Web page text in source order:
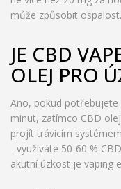
může způsobit ospalost.
JE CBD
OLEJ PRO
Ano, pokud potřebujete
minut, zatímco CBD
projít trávicím
- využíváte 50-60 %
akutní úzkost je vaping